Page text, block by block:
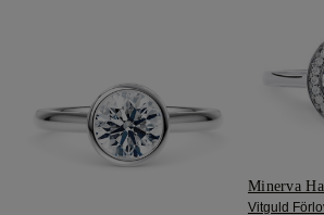
Minerva
Vitguld